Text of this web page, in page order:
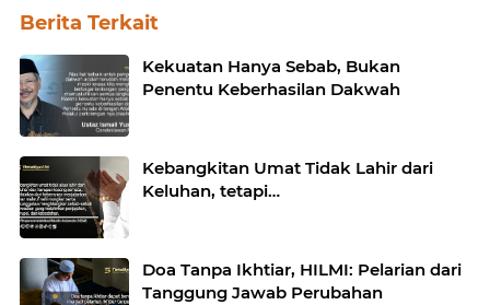
Berita Terkait
Kekuatan Hanya Sebab, Bukan
Penentu Keberhasilan Dakwah
Kebangkitan Umat Tidak Lahir dari
Keluhan, tetapi…
Doa Tanpa Ikhtiar, HILMI: Pelarian dari
Tanggung Jawab Perubahan